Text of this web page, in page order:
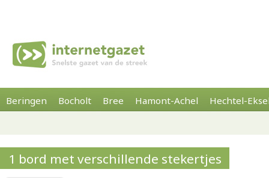
Beringen Bocholt Bree Hamont-Achel Hechtel-
1 bord met verschillende stekertjes